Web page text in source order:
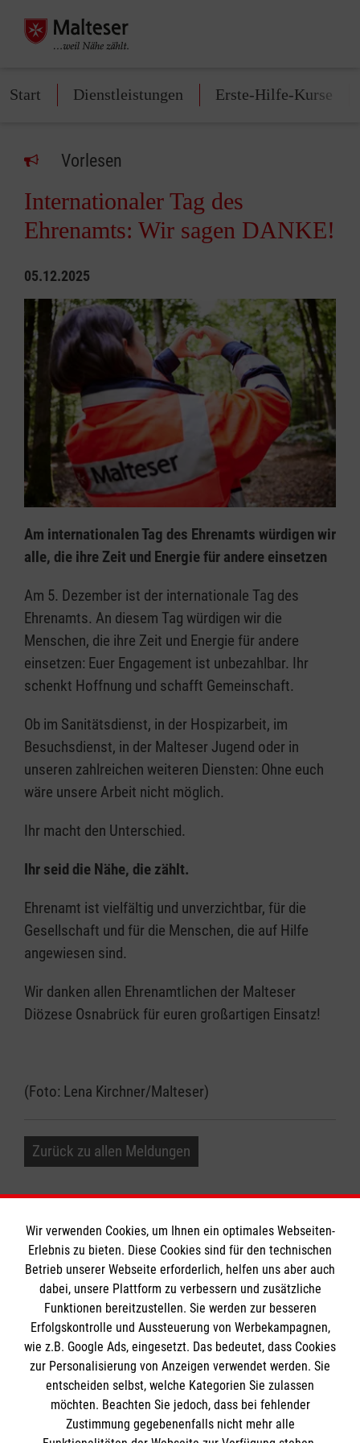
Start Dienstleistungen Erste-Hilfe-Kurse
Vorlesen
Internationaler Tag des
Ehrenamts: Wir sagen DANKE!
05.12.2025
Am internationalen Tag des Ehrenamts würdigen wir
alle, die ihre Zeit und Energie für andere einsetzen
Am 5. Dezember ist der internationale Tag des
Ehrenamts. An diesem Tag würdigen wir die
Menschen, die ihre Zeit und Energie für andere
einsetzen: Euer Engagement ist unbezahlbar. Ihr
schenkt Hoffnung und schafft Gemeinschaft.
Ob im Sanitätsdienst, in der Hospizarbeit, im
Besuchsdienst, in der Malteser Jugend oder in
unseren zahlreichen weiteren Diensten: Ohne euch
wäre unsere Arbeit nicht möglich.
Ihr macht den Unterschied.
Ihr seid die Nähe, die zählt.
Ehrenamt ist vielfältig und unverzichtbar, für die
Gesellschaft und für die Menschen, die auf Hilfe
angewiesen sind.
Wir danken allen Ehrenamtlichen der Malteser
Diözese Osnabrück für euren großartigen Einsatz!
(Foto: Lena Kirchner/Malteser)
Zurück zu allen Meldungen
Informationen
Impressum
Datenschutz
Kontakt
Barrierefreiheit
Die Malteser
Malteser in Deutschland
Wir verwenden Cookies, um Ihnen ein optimales Webseiten-
Erlebnis zu bieten. Diese Cookies sind für den technischen
Betrieb unserer Webseite erforderlich, helfen uns aber auch
dabei, unsere Plattform zu verbessern und zusätzliche
Funktionen bereitzustellen. Sie werden zur besseren
Erfolgskontrolle und Aussteuerung von Werbekampagnen,
wie z.B. Google Ads, eingesetzt. Das bedeutet, dass Cookies
zur Personalisierung von Anzeigen verwendet werden. Sie
entscheiden selbst, welche Kategorien Sie zulassen
möchten. Beachten Sie jedoch, dass bei fehlender
Zustimmung gegebenenfalls nicht mehr alle